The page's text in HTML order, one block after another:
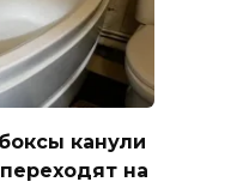
канули
на